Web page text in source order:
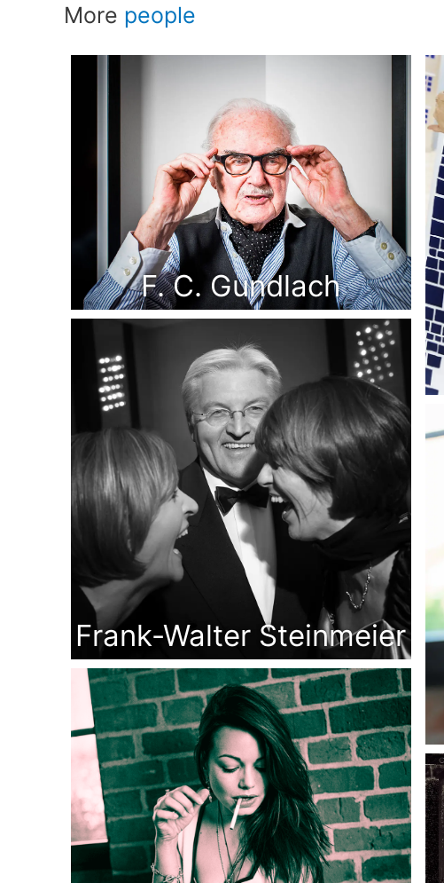
More people
F. C. Gundlach
Frank-Walter Steinmeier